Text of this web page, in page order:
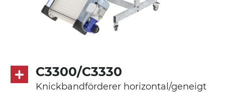
PP geprägte Oberfläche in Grau RAL7035
(FDA) mit in die Förderfläche integrierten
Seitenwänden
Antrieb
C3300/C3330
Knickbandförderer horizontal/geneigt